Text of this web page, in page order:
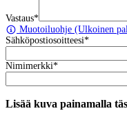
Vastaus*
Muotoiluohje (Ulkoinen
Sähköpostiosoitteesi*
Nimimerkki*
Lisää kuva painamalla